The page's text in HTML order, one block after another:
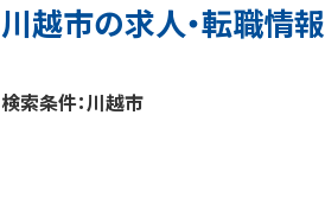
川越市の求人・転職情報
検索条件：川越市